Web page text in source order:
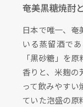
奄美黒糖焼酎
日本で唯一、奄
いる蒸留酒で
「黒砂糖」を
香りと、米麹の
って飲みやすい
ていた泡盛の原